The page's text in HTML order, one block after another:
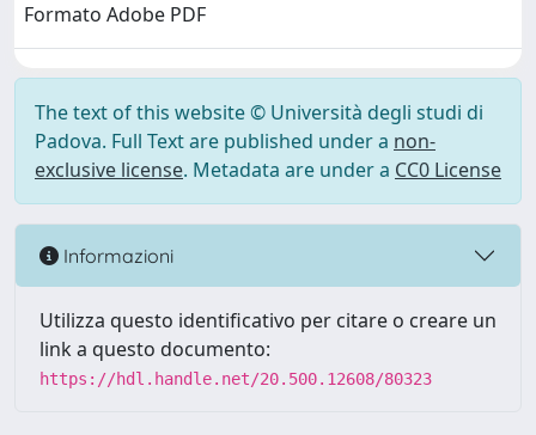
Formato Adobe PDF
The text of this website © Università degli studi di
Padova. Full Text are published under a non-
exclusive license. Metadata are under a CC0 License
Informazioni
Utilizza questo identificativo per citare o creare un
link a questo documento:
https://hdl.handle.net/20.500.12608/80323